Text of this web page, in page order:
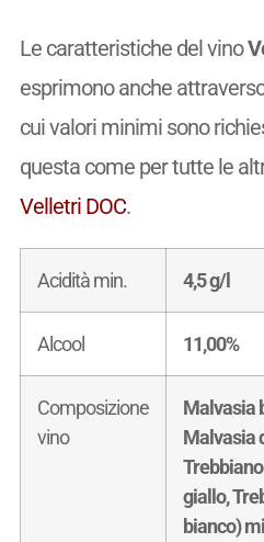
Le caratteristiche del vino
esprimono anche
cui valori minimi sono
questa come per tutte le
Velletri DOC.
Acidità min. 4,5 g/l
Alcool 11,00%
Composizione
vino
Malvasia
Malvasia
giallo,
bianco)